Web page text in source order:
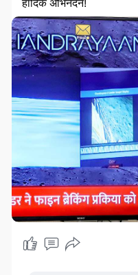
हार्दिक अभिनंदन!